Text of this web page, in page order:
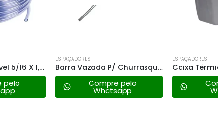
Barra Vazada P/ Churrasqueira 60cm
pelo
ESPAÇADORES
Caixa Térmica Mor 26lt – Cinza C/preto
Compre pelo
Whatsapp
ESPAÇADORES